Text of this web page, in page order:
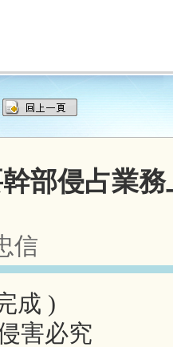
部侵占業
信
成 )
害必究